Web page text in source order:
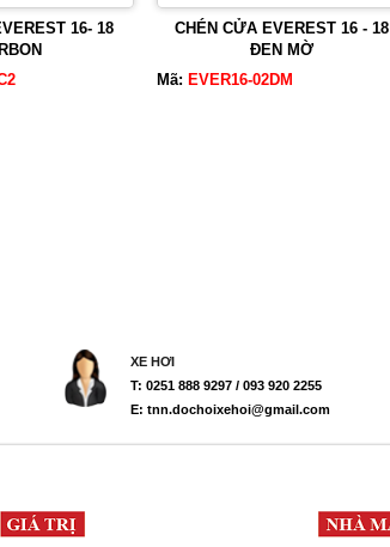
16- 18
CHÉN CỬA EVEREST 16 - 18
ĐEN MỜ
Mã: EVER16-02DM
XE HƠI
T: 0251 888 9297 / 093 920 2255
E: tnn.dochoixehoi@gmail.com